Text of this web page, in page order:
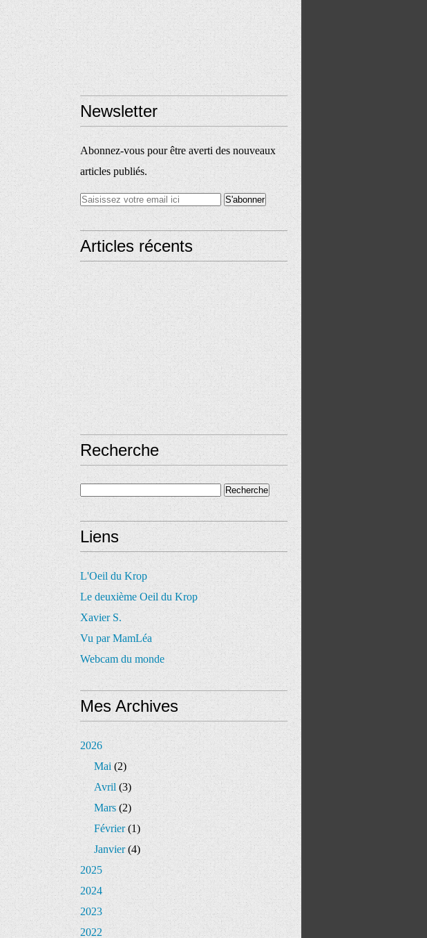
Newsletter
Abonnez-vous pour être averti des nouveaux
articles publiés.
Articles récents
Recherche
Liens
L'Oeil du Krop
Le deuxième Oeil du Krop
Xavier S.
Vu par MamLéa
Webcam du monde
Mes Archives
2026
Mai(2)
Avril(3)
Mars(2)
Février(1)
Janvier(4)
2025
2024
2023
2022